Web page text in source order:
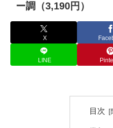
ー調（3,190円）
X
LINE
目次